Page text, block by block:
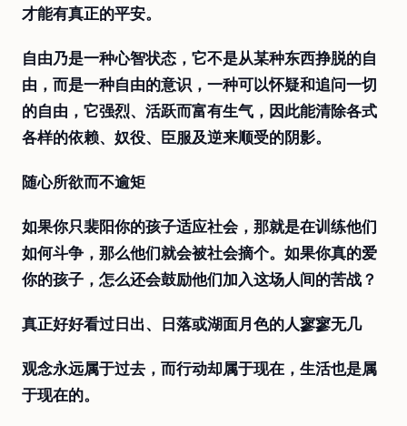
才能有真正的平安。
自由乃是一种心智状态，它不是从某种东西挣脱的自
由，而是一种自由的意识，一种可以怀疑和追问一切
的自由，它强烈、活跃而富有生气，因此能清除各式
各样的依赖、奴役、臣服及逆来顺受的阴影。
随心所欲而不逾矩
如果你只裴阳你的孩子适应社会，那就是在训练他们
如何斗争，那么他们就会被社会摘个。如果你真的爱
你的孩子，怎么还会鼓励他们加入这场人间的苦战？
真正好好看过日出、日落或湖面月色的人寥寥无几
观念永远属于过去，而行动却属于现在，生活也是属
于现在的。